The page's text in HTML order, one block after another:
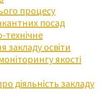
процесу
посад
технічне
закладу освіти
якості
діяльність закладу